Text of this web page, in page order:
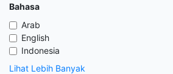
Bahasa
Arab
English
Indonesia
Lihat Lebih Banyak